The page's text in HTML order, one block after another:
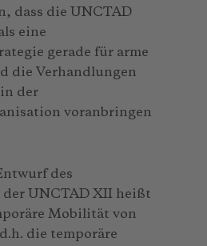
dass die UNCTAD
eine
gerade für arme
die Verhandlungen
der
voranbringen
des
der UNCTAD XII heißt
Mobilität von
die temporäre